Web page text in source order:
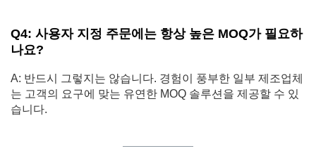
Q4: 사용자 지정 주문에는 항상 높은 MOQ가 필요하
나요?
A: 반드시 그렇지는 않습니다. 경험이 풍부한 일부 제조업체
는 고객의 요구에 맞는 유연한 MOQ 솔루션을 제공할 수 있
습니다.